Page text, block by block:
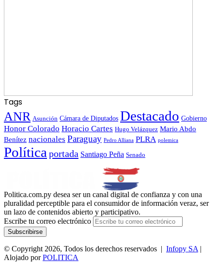
Tags
ANR Asunción Cámara de Diputados Destacado Gobierno
Honor Colorado Horacio Cartes Hugo Velázquez Mario Abdo
Benítez nacionales Paraguay Pedro Alliana PLRA polemica
Política portada Santiago Peña Senado
Politica.com.py desea ser un canal digital de confianza y con una
pluralidad perceptible para el consumidor de información veraz, ser
un lazo de contenidos abierto y participativo.
Escribe tu correo electrónico
© Copyright 2026, Todos los derechos reservados | Infopy SA |
Alojado porPOLITICA